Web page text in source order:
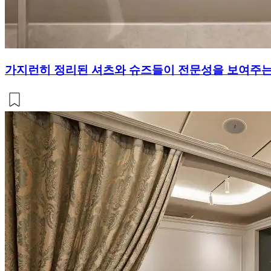
가지런히 정리된 셔츠와 슈즈들이 전문성을 보여주